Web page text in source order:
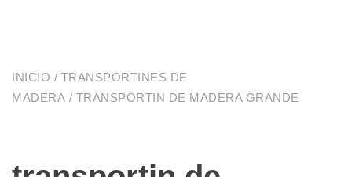
INICIO / TRANSPORTINES DE
MADERA / TRANSPORTIN DE MADERA GRANDE